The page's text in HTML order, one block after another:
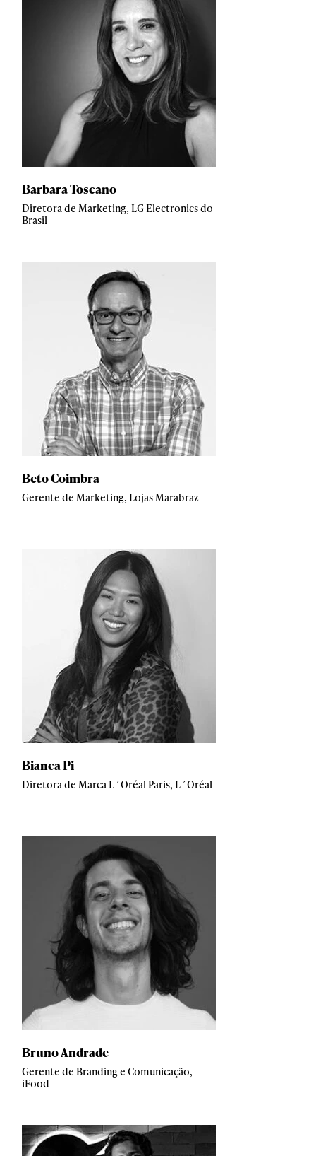
Barbara Toscano
Diretora de Marketing, LG Electronics do
Brasil
Beto Coimbra
Gerente de Marketing, Lojas Marabraz
Bianca Pi
Diretora de Marca L´Oréal Paris, L´Oréal
Bruno Andrade
Gerente de Branding e Comunicação,
iFood